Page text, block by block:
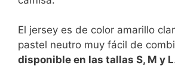
El jersey es de color amarillo
pastel neutro muy fácil de
disponible en las tallas S, M y L